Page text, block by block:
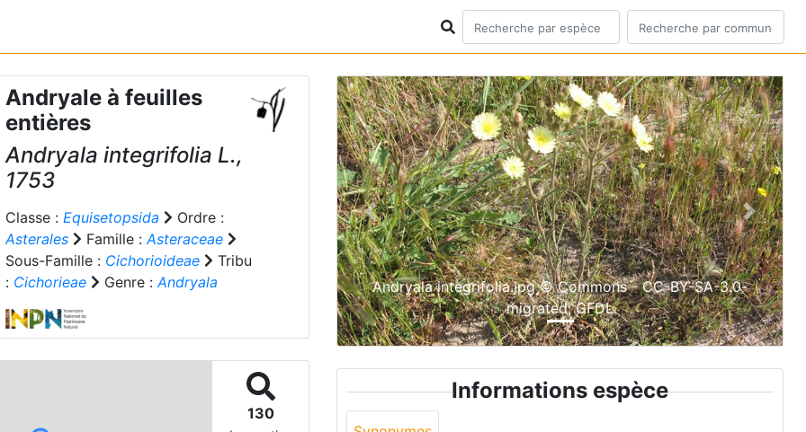
Andryale à feuilles
entières
Andryala integrifolia L.,
1753
Classe : Equisetopsida
Ordre :
Asterales
Famille :Asteraceae
Sous-Famille : Cichorioideae
Tribu
: Cichorieae Genre :Andryala
130
Andryala integrifolia.jpg © Commons - CC-BY-SA-3.0-
migrated; GFDL
Previous Next
Informations espèce